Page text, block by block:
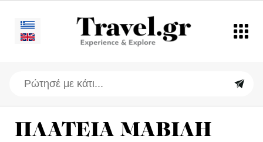
ΠΛΑΤΕΙΑ ΜΑΒΙΛΗ